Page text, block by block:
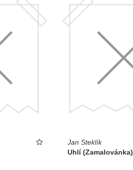
Jan Steklík
Uhlí (Zamalovánka)